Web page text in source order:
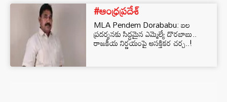
#ఆంధ్రప్రదేశ్
MLA Pendem Dorababu: బల
ప్రదర్శనకు సిద్ధమైన ఎమ్మెల్యే దొరబాబు..
రాజకీయ నిర్ణయంపై ఆసక్తికర చర్చ..!